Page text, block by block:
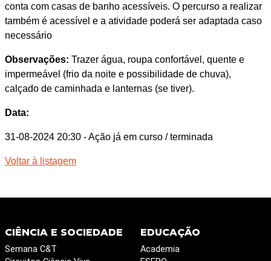
conta com casas de banho acessíveis. O percurso a realizar
também é acessível e a atividade poderá ser adaptada caso
necessário
Observações: Trazer água, roupa confortável, quente e
impermeável (frio da noite e possibilidade de chuva),
calçado de caminhada e lanternas (se tiver).
Data:
31-08-2024 20:30 - Ação já em curso / terminada
Voltar à listagem
CIÊNCIA E SOCIEDADE
Semana C&T
EDUCAÇÃO
Academia